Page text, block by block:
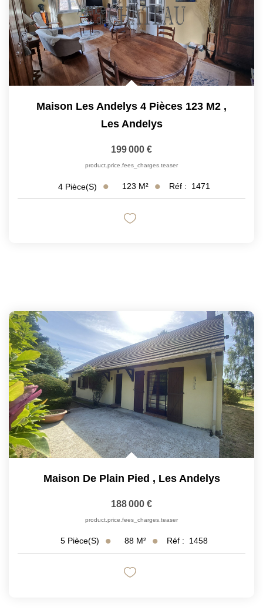
Maison Les Andelys 4 Pièces 123 M2 ,
Les Andelys
199 000 €
product.price.fees_charges.teaser
4 Pièce(s) 123 M² Réf : 1471
Maison De Plain Pied , Les Andelys
188 000 €
product.price.fees_charges.teaser
5 Pièce(s) 88 M² Réf : 1458